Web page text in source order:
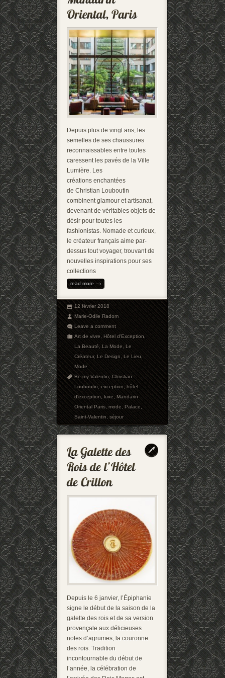
Depuis plus de vingt ans, les
semelles de ses chaussures
reconnaissables entre toutes
caressent les pavés de la Ville
Lumière. Les
créations enchantées
de Christian Louboutin
combinent glamour et artisanat,
devenant de véritables objets de
désir pour toutes les
fashionistas. Nomade et curieux,
le créateur français aime par-
dessus tout voyager, trouvant de
nouvelles inspirations pour ses
collections
read more
12 février 2018
Marie-Odile Radom
Leave a comment
Art de vivre,Hôtel d'Exception,
La Beauté,La Mode,Le
Créateur,Le Design,Le Lieu,
Mode
Be my Valentin,Christian
Louboutin,exception,hôtel
d'exception,luxe,Mandarin
Oriental Paris,mode,Palace,
Saint-Valentin,séjour
Depuis le 6 janvier, l’Épiphanie
signe le début de la saison de la
galette des rois et de sa version
provençale aux délicieuses
notes d’agrumes, la couronne
des rois. Tradition
incontournable du début de
l’année, la célébration de